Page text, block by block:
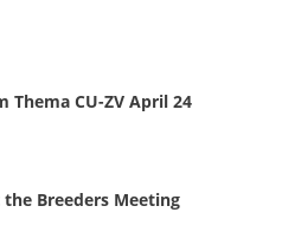
Thema CU-ZV April 24
Breeders Meeting